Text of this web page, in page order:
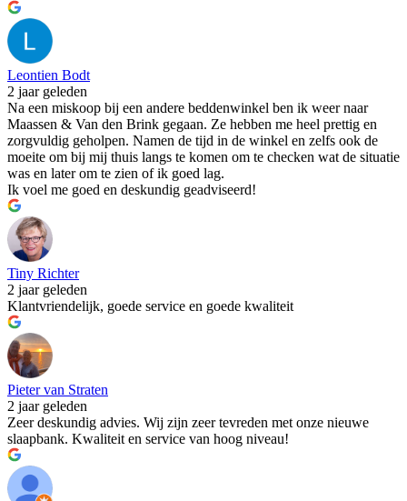
Leontien Bodt
2 jaar geleden
Na een miskoop bij een andere beddenwinkel ben ik weer naar
Maassen & Van den Brink gegaan. Ze hebben me heel prettig en
zorgvuldig geholpen. Namen de tijd in de winkel en zelfs ook de
moeite om bij mij thuis langs te komen om te checken wat de situatie
was en later om te zien of ik goed lag.
Ik voel me goed en deskundig geadviseerd!
Tiny Richter
2 jaar geleden
Klantvriendelijk, goede service en goede kwaliteit
Pieter van Straten
2 jaar geleden
Zeer deskundig advies. Wij zijn zeer tevreden met onze nieuwe
slaapbank. Kwaliteit en service van hoog niveau!